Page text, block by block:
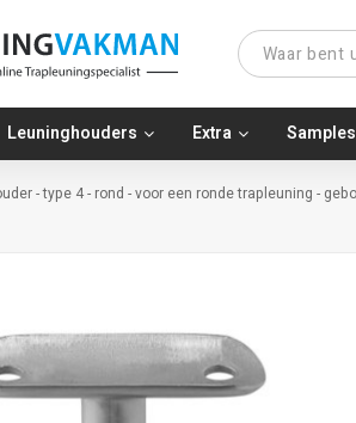
Leuninghouders Extra Samples
- type 4 - rond - voor een ronde trapleuning -